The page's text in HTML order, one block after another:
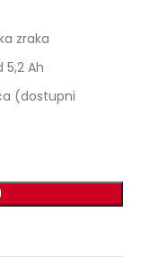
zraka
5,2 Ah
(dostupni